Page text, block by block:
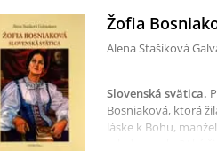
Žofia
Alena Stašíková
Slovenská svätica.
Bosniaková, ktorá
láske k Bohu,